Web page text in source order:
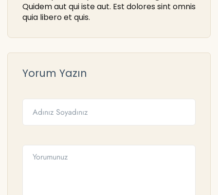
Quidem aut qui iste aut. Est dolores sint omnis
quia libero et quis.
Yorum Yazın